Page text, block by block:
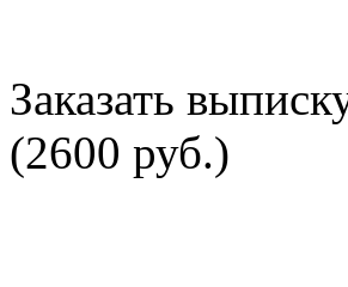
Заказать
(2600 руб.)